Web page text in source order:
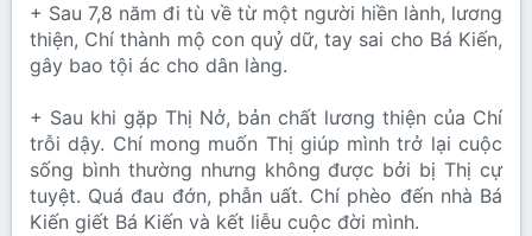
+ Sau 7,8 năm đi tù về từ một người hiền lành, lương
thiện, Chí thành mộ con quỷ dữ, tay sai cho Bá Kiến,
gây bao tội ác cho dân làng.
+ Sau khi gặp Thị Nở, bản chất lương thiện của Chí
trỗi dậy. Chí mong muốn Thị giúp mình trở lại cuộc
sống bình thường nhưng không được bởi bị Thị cự
tuyệt. Quá đau đớn, phẫn uất. Chí phèo đến nhà Bá
Kiến giết Bá Kiến và kết liễu cuộc đời mình.